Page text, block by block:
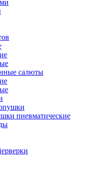
салюты
пневматические